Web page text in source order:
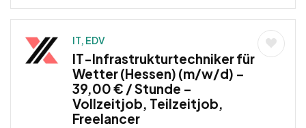
IT, EDV
IT-Infrastrukturtechniker für
Wetter (Hessen) (m/w/d) –
39,00 € / Stunde –
Vollzeitjob, Teilzeitjob,
Freelancer